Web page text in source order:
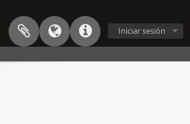
Iniciar sesión